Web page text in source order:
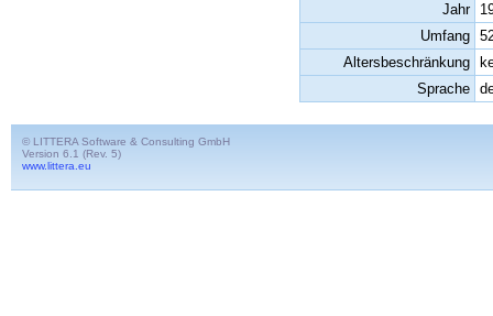
Jahr
Umfang
Altersbeschränkung
Sprache
© LITTERA Software & Consulting GmbH
Version 6.1 (Rev. 5)
www.littera.eu